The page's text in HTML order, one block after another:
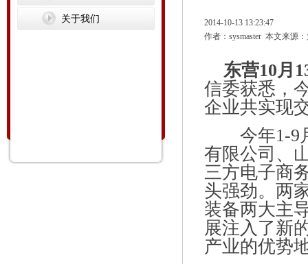
关于我们
2014-10-13 13:23:47
作者：sysmaster 本文来源
东营10月
信委获悉，
企业共实现
今年1-9月
有限公司、
三方电子商
头强劲。两
装备两大主
展注入了新
产业的优势